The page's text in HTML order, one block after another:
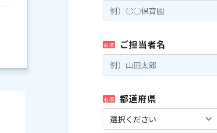
必須 ご担当者名
必須 都道府県